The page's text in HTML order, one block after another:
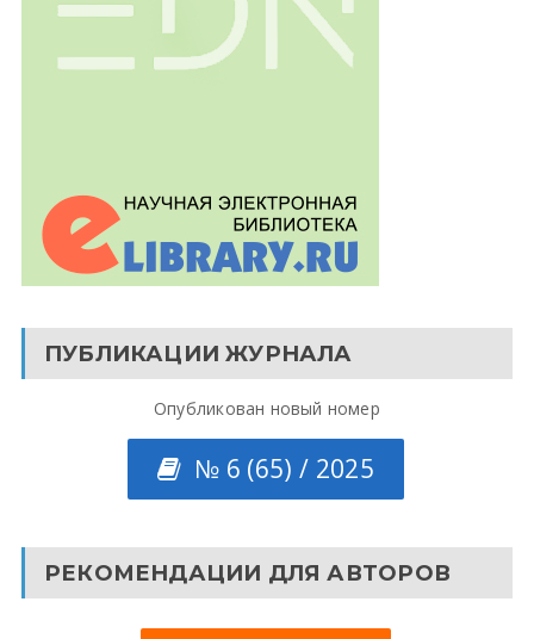
ПУБЛИКАЦИИ ЖУРНАЛА
Опубликован новый номер
№ 6 (65) / 2025
РЕКОМЕНДАЦИИ ДЛЯ АВТОРОВ